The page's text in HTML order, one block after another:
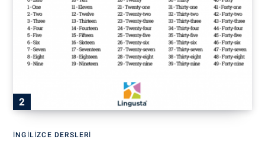
İNGILIZCE DERSLERI